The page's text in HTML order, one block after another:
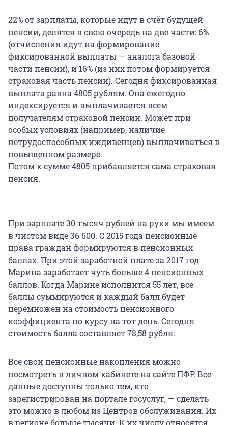
22% от зарплаты, которые идут в счёт будущей
пенсии, делятся в свою очередь на две части: 6%
(отчисления идут на формирование
фиксированной выплаты — аналога базовой
части пенсии), и 16% (из них потом формируется
страховая часть пенсии). Сегодня фиксированная
выплата равна 4805 рублям. Она ежегодно
индексируется и выплачивается всем
получателям страховой пенсии. Может при
особых условиях (например, наличие
нетрудоспособных иждивенцев) выплачиваться в
повышенном размере.
Потом к сумме 4805 прибавляется сама страховая
пенсия.
При зарплате 30 тысяч рублей на руки мы имеем
в чистом виде 36 600. С 2015 года пенсионные
права граждан формируются в пенсионных
баллах. При этой заработной плате за 2017 год
Марина заработает чуть больше 4 пенсионных
баллов. Когда Марине исполнится 55 лет, все
баллы суммируются и каждый балл будет
перемножен на стоимость пенсионного
коэффициента по курсу на тот день. Сегодня
стоимость балла составляет 78,58 рубля.
Все свои пенсионные накопления можно
посмотреть в личном кабинете на сайте ПФР. Все
данные доступны только тем, кто
зарегистрирован на портале госуслуг, — сделать
это можно в любом из Центров обслуживания. Их
в регионе больше тысячи. К их числу относятся